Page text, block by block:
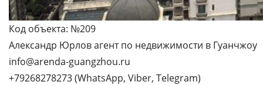
Код объекта: №209
Александр Юрлов агент по недвижимости в Гуанчжоу
info@arenda-guangzhou.ru
+79268278273 (WhatsApp, Viber, Telegram)